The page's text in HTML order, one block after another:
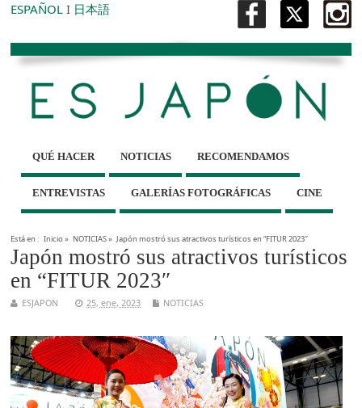
ESPAÑOL I 日本語
QUÉ HACER NOTICIAS RECOMENDAMOS
ENTREVISTAS GALERÍAS FOTOGRÁFICAS CINE
Está en : Inicio» NOTICIAS» Japón mostró sus atractivos turísticos en “FITUR 2023″
Japón mostró sus atractivos turísticos
en “FITUR 2023″
ESJAPON 25, ene, 2023 NOTICIAS